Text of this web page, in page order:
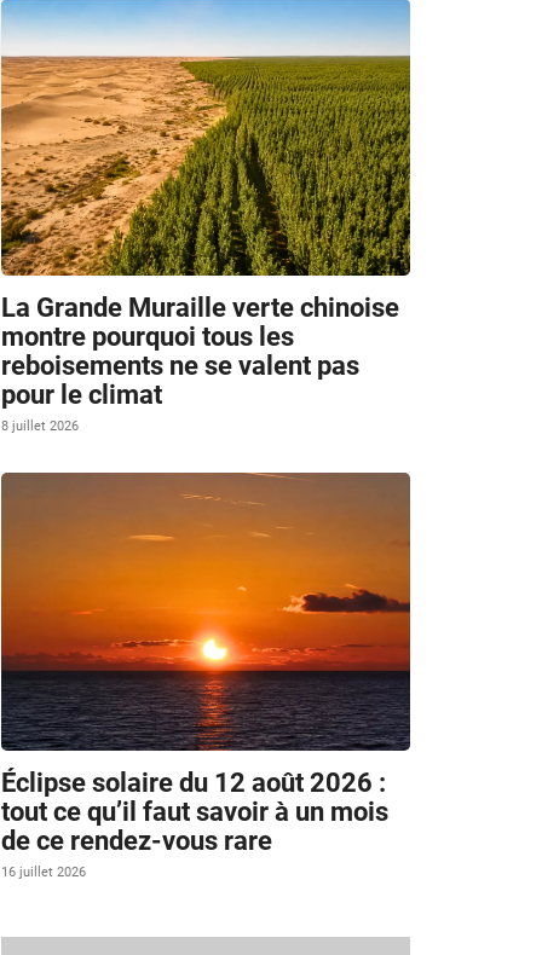
La Grande Muraille verte chinoise
montre pourquoi tous les
reboisements ne se valent pas
pour le climat
8 juillet 2026
Éclipse solaire du 12 août 2026 :
tout ce qu’il faut savoir à un mois
de ce rendez-vous rare
16 juillet 2026